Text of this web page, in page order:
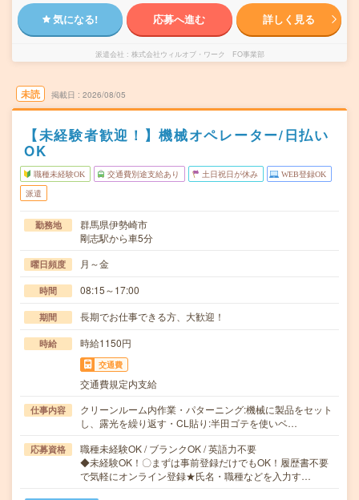
気になる! 応募へ進む 詳しく見る
派遣会社 株式会社ウィルオブ・ワーク FO事業部
未読 掲載日 2026/08/05
【未経験者歓迎！】機械オペレーター/日払い
OK
職種未経験OK 交通費別途支給あり 土日祝日が休み WEB登録OK
派遣
勤務地
群馬県伊勢崎市
剛志駅から車5分
曜日頻度 月～金
時間 08:15～17:00
期間 長期でお仕事できる方、大歓迎！
時給 時給1150円
交通費
交通費規定内支給
仕事内容
クリーンルーム内作業・パターニング:機械に製品をセット
し、露光を繰り返す・CL貼り:半田ゴテを使いベ…
応募資格
職種未経験OK / ブランクOK / 英語力不要
◆未経験OK！〇まずは事前登録だけでもOK！履歴書不要
で気軽にオンライン登録★氏名・職種などを入力す…